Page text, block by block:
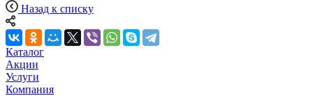
Назад к списку
Каталог
Акции
Услуги
Компания